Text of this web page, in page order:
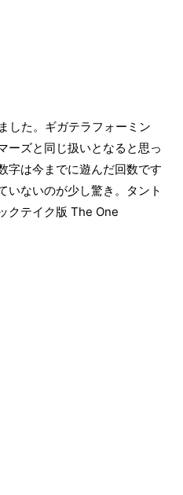
した。ギガテラフォーミン
ーズと同じ扱いとなると思っ
字は今までに遊んだ回数です
いないのが少し驚き。タント
クテイク版 The One